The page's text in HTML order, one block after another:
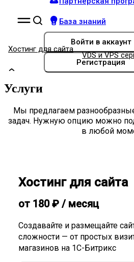
База знаний
Войти в аккаунт
Регистрация
Хостинг для сайта
VDS и VPS
Услуги
Мы предлагаем
задач. Нужную опцию можно
в любой
Хостинг для сайта
от 180₽ / месяц
Создавайте и размещайте
сложности — от простых
магазинов на 1С-Битрикс